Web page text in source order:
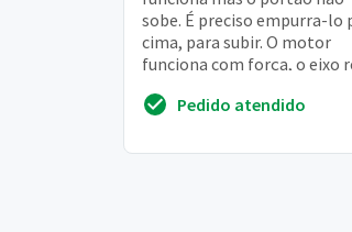
sobe. É preciso empurra-lo
cima, para subir. O motor
funciona com força, o eixo
descer funci...
Pedido atendido